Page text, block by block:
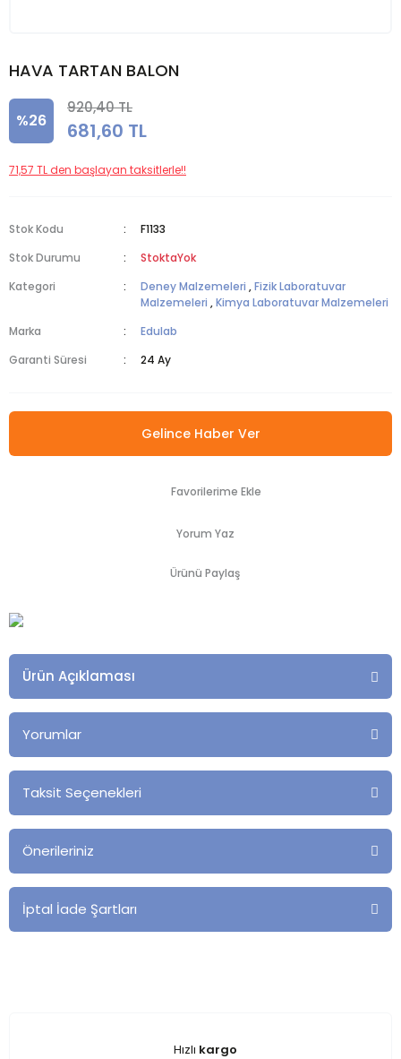
HAVA TARTAN BALON
%26
920,40 TL
681,60 TL
71,57 TL den başlayan taksitlerle!!
Stok Kodu
F1133
Stok Durumu
StoktaYok
Kategori
Deney Malzemeleri ,Fizik Laboratuvar
Malzemeleri ,Kimya Laboratuvar Malzemeleri
Marka
Edulab
Garanti Süresi
24 Ay
Gelince Haber Ver
Yorum Yaz
Ürünü Paylaş
Ürün Açıklaması
Yorumlar
Taksit Seçenekleri
Önerileriniz
İptal İade Şartları
Hızlı kargo